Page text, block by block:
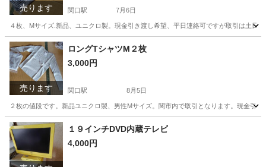
売ります 関口駅 7月6日
４枚、Mサイズ.新品、ユニクロ製。現金引き渡し希望、平日連絡可ですが取引は土
岐阜 関市 関口駅 ユニクロ
売ります
ロングTシャツM２枚
3,000円
関口駅 8月5日
２枚の値段です。新品ユニクロ製、男性Mサイズ。関市内で取引となります。現金引
岐阜 関市 関口駅 家具 ユニクロ
１９インチDVD内蔵テレビ
4,000円